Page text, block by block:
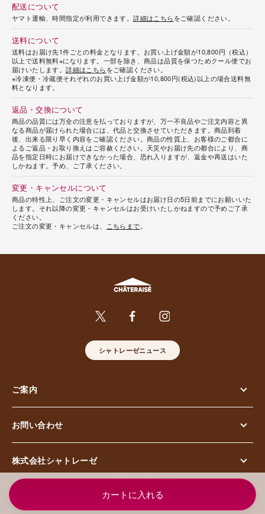
配送について
ヤマト運輸、時間指定が利用できます。詳細はこちらをご確認ください。
送料について
送料はお届け先1件ごとの料金となります。お買い上げ金額が10,800円（税込）
以上で送料無料※になります。一部を除き、商品は品質を保つためクール便でお
届けいたします。詳細はこちらをご確認ください。
※冷凍便・冷蔵便それぞれのお買い上げ金額が10,800円(税込)以上の場合送料無
料となります。
返品・交換について
商品の品質には万全の注意を払っておりますが、万一不良品やご注文内容と異
なる商品が届けられた場合には、代品と交換させていただきます。商品到着
後、出来る限り早く内容をご確認ください。商品の性質上、お客様のご都合に
よるご返品・お取り換えはご容赦ください。天災やお届け先の都合により、商
品を指定日時にお届けできなかった場合、恐れ入りますが、返金や再送はいた
しかねます。予め、ご了承ください。
変更・キャンセルについて
商品の特性上、ご注文の変更・キャンセルはお届け日の5日前までにお願いいた
します。それ以降の変更・キャンセルはお受けいたしかねますので予めご了承
ください。
ご注文の変更・キャンセルは、
こちらまで
シャトレーゼニュース
ご案内
お問い合わせ
株式会社シャトレーゼ
© Chateraise Co.,Ltd. All Rights Reserved.